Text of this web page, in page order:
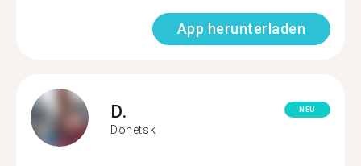
App herunterladen
D.
Donetsk
NEU